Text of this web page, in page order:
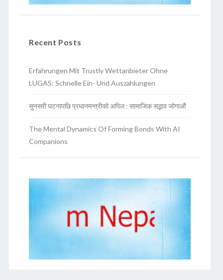
Recent Posts
Erfahrungen Mit Trustly Wettanbieter Ohne
LUGAS: Schnelle Ein- Und Auszahlungen
सुनसरी घटनापछि प्रधानमन्त्रीको अपिल : सामाजिक सद्भाव जोगाऔं
The Mental Dynamics Of Forming Bonds With AI
Companions